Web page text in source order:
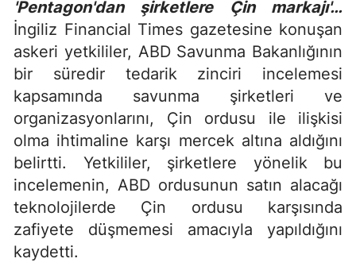
'Pentagon'dan şirketlere Çin markajı'…
İngiliz Financial Times gazetesine konuşan
askeri yetkililer, ABD Savunma Bakanlığının
bir süredir tedarik zinciri incelemesi
kapsamında savunma şirketleri ve
organizasyonlarını, Çin ordusu ile ilişkisi
olma ihtimaline karşı mercek altına aldığını
belirtti. Yetkililer, şirketlere yönelik bu
incelemenin, ABD ordusunun satın alacağı
teknolojilerde Çin ordusu karşısında
zafiyete düşmemesi amacıyla yapıldığını
kaydetti.